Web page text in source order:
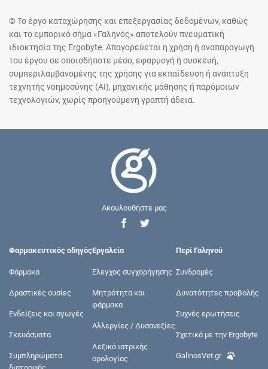
© Το έργο καταχώρησης και επεξεργασίας δεδομένων, καθώς
και το εμπορικό σήμα «Γαληνός» αποτελούν πνευματική
ιδιοκτησία της Ergobyte. Απαγορεύεται η χρήση ή αναπαραγωγή
του έργου σε οποιοδήποτε μέσο, εφαρμογή ή συσκευή,
συμπεριλαμβανομένης της χρήσης για εκπαίδευση ή ανάπτυξη
τεχνητής νοημοσύνης (AI), μηχανικής μάθησης ή παρόμοιων
τεχνολογιών, χωρίς προηγούμενη γραπτή άδεια.
Ακουλουθήστε μας
Φαρμακευτικός οδηγός
Φάρμακα
Δραστικές ουσίες
Ενδείξεις και αγωγές
Σκευάσματα
Συμπληρώματα
Εργαλεία
Έλεγχος συγχορήγησης
Μητρότητα και
φάρμακα
Αλλεργίες / Δυσανεξίες
Λεξικό ιατρικής
ορολογίας
Περί Γαληνού
Συνδρομές
Δυνατότητες προβολής
Συχνές ερωτήσεις
Σχετικά με την Ergobyte
GalinosVet.gr